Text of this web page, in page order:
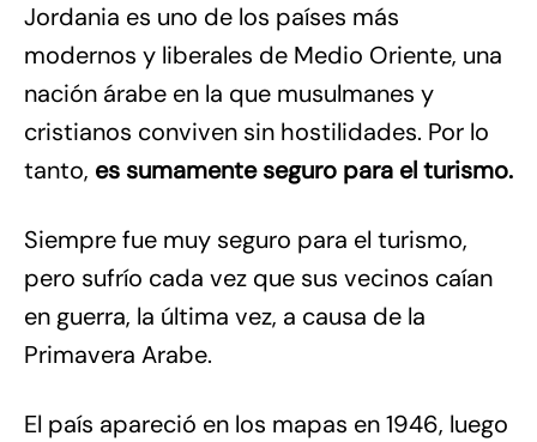
Jordania es uno de los países más
modernos y liberales de Medio Oriente, una
nación árabe en la que musulmanes y
cristianos conviven sin hostilidades. Por lo
tanto, es sumamente seguro para el turismo.
Siempre fue muy seguro para el turismo,
pero sufrío cada vez que sus vecinos caían
en guerra, la última vez, a causa de la
Primavera Arabe.
El país apareció en los mapas en 1946, luego